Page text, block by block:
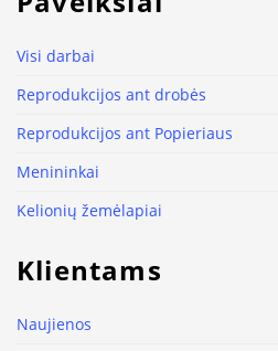
Visi darbai
Reprodukcijos ant drobės
Reprodukcijos ant Popieriaus
Menininkai
Kelionių žemėlapiai
Klientams
Naujienos